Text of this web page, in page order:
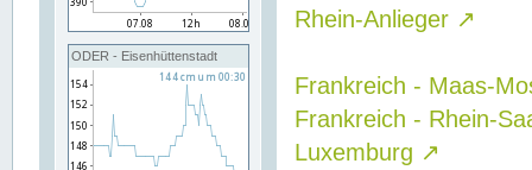
ODER - Eisenhüttenstadt
Rhein-Anlieger ↗
Frankreich - Maas-
Frankreich - Rhein-
Luxemburg ↗